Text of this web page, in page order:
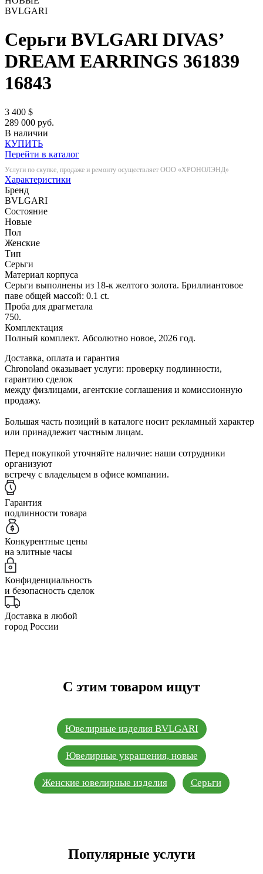
BVLGARI
Серьги BVLGARI DIVAS’
DREAM EARRINGS 361839
16843
3 400 $
289 000 руб.
В наличии
КУПИТЬ
Перейти в каталог
Услуги по скупке, продаже и ремонту осуществляет ООО «ХРОНОЛЭНД»
Характеристики
Бренд
BVLGARI
Состояние
Новые
Пол
Женские
Тип
Серьги
Материал корпуса
Серьги выполнены из 18-к желтого золота. Бриллиантовое
паве общей массой: 0.1 ct.
Проба для драгметала
750.
Комплектация
Полный комплект. Абсолютно новое, 2026 год.
Доставка, оплата и гарантия
Chronoland оказывает услуги: проверку подлинности,
гарантию сделок
между физлицами, агентские соглашения и комиссионную
продажу.
Большая часть позиций в каталоге носит рекламный характер
или принадлежит частным лицам.
Перед покупкой уточняйте наличие: наши сотрудники
организуют
встречу с владельцем в офисе компании.
Гарантия
подлинности товара
Конкурентные цены
на элитные часы
Конфиденциальность
и безопасность сделок
Доставка в любой
город России
С этим товаром ищут
Ювелирные изделия BVLGARI
Ювелирные украшения, новые
Женские ювелирные изделия Серьги
Популярные услуги